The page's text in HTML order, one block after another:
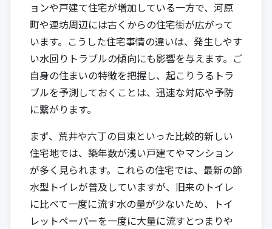
ョンや戸建て住宅が増加している一方で、河原
町や連坊周辺には古くからの住宅街が広がって
います。こうした住宅事情の違いは、発生しやす
い水回りトラブルの傾向にも影響を与えます。ご
自身の住まいの特徴を把握し、起こりうるトラ
ブルを予測しておくことは、迅速な対応や予防
に繋がります。
まず、荒井や六丁の目東といった比較的新しい
住宅地では、築年数が浅い戸建てやマンション
が多く見られます。これらの住宅では、最新の節
水型トイレが普及していますが、旧来のトイレ
に比べて一度に流す水の量が少ないため、トイ
レットペーパーを一度に大量に流すとつまりや